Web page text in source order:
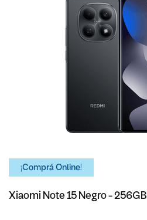
¡Comprá Online!
Xiaomi Note 15 Negro - 256GB